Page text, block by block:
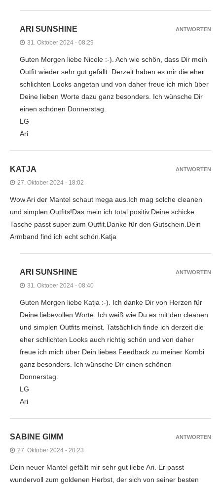
ARI SUNSHINE
31. Oktober 2024 - 08:29
Guten Morgen liebe Nicole :-). Ach wie schön, dass Dir mein
Outfit wieder sehr gut gefällt. Derzeit haben es mir die eher
schlichten Looks angetan und von daher freue ich mich über
Deine lieben Worte dazu ganz besonders. Ich wünsche Dir
einen schönen Donnerstag.
LG
Ari
ANTWORTEN
KATJA
27. Oktober 2024 - 18:02
Wow Ari der Mantel schaut mega aus.Ich mag solche cleanen
und simplen Outfits!Das mein ich total positiv.Deine schicke
Tasche passt super zum Outfit.Danke für den Gutschein.Dein
Armband find ich echt schön.Katja
ANTWORTEN
ARI SUNSHINE
31. Oktober 2024 - 08:40
Guten Morgen liebe Katja :-). Ich danke Dir von Herzen für
Deine liebevollen Worte. Ich weiß wie Du es mit den cleanen
und simplen Outfits meinst. Tatsächlich finde ich derzeit die
eher schlichten Looks auch richtig schön und von daher
freue ich mich über Dein liebes Feedback zu meiner Kombi
ganz besonders. Ich wünsche Dir einen schönen
Donnerstag.
LG
Ari
ANTWORTEN
SABINE GIMM
27. Oktober 2024 - 20:23
Dein neuer Mantel gefällt mir sehr gut liebe Ari. Er passt
wundervoll zum goldenen Herbst, der sich von seiner besten
ANTWORTEN